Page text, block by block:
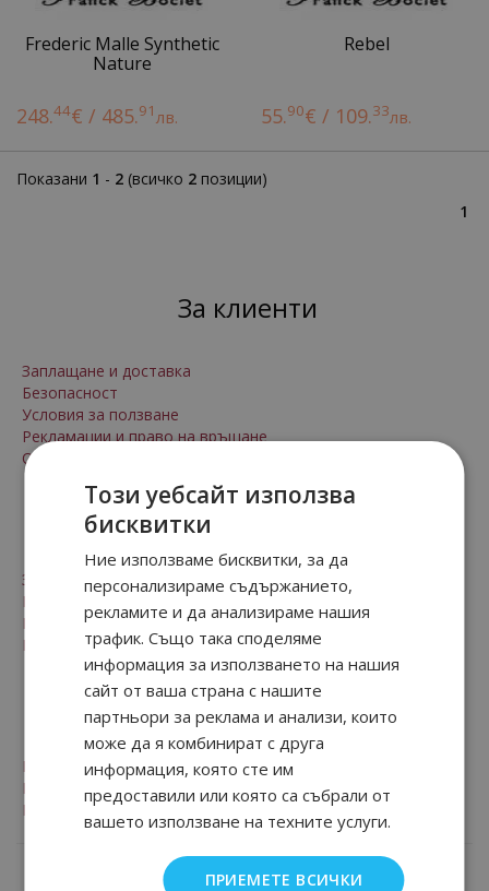
Frederic Malle Synthetic
Nature
248.44€ / 485.91лв.
Rebel
55.90€ / 109.33лв.
Показани 1 - 2 (всичко 2 позиции)
1
За клиенти
Заплащане и доставка
Безопасност
Условия за ползване
Рекламации и право на връщане
Онлайн решаване на спорове
За нас
За нас
Контакти
Произход на стоките
Мнения от клиенти на магазина
Лоялни клиенти
Програма за лоялни клиенти
Вход
Регистрация
Този уебсайт използва
бисквитки
Ние използваме бисквитки, за да
персонализираме съдържанието,
рекламите и да анализираме нашия
трафик. Също така споделяме
информация за използването на нашия
сайт от ваша страна с нашите
партньори за реклама и анализи, които
може да я комбинират с друга
информация, която сте им
предоставили или която са събрали от
вашето използване на техните услуги.
ПРИЕМЕТЕ ВСИЧКИ